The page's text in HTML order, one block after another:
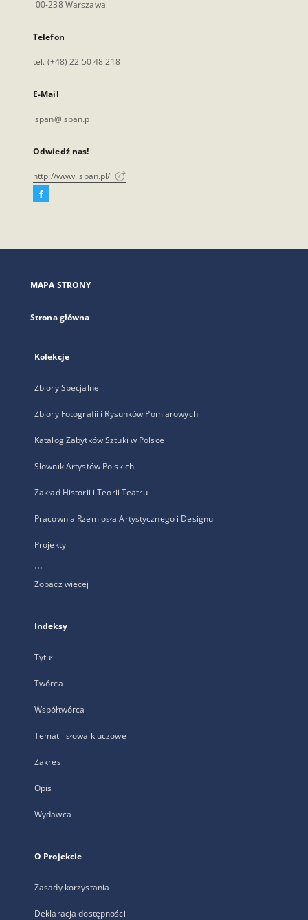
00-238 Warszawa
Telefon
tel. (+48) 22 50 48 218
E-Mail
ispan@ispan.pl
Odwiedź nas!
http://www.ispan.pl/
Facebook
się
karcie
MAPA STRONY
Strona główna
Kolekcje
Zbiory Specjalne
Zbiory Fotografii i Rysunków Pomiarowych
Katalog Zabytków Sztuki w Polsce
Słownik Artystów Polskich
Zakład Historii i Teorii Teatru
Pracownia Rzemiosła Artystycznego i Designu
Projekty
...
Zobacz więcej
Indeksy
Tytuł
Twórca
Współtwórca
Temat i słowa kluczowe
Zakres
Opis
Wydawca
O Projekcie
Zasady korzystania
Deklaracja dostępności